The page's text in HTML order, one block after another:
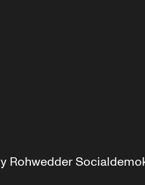
Rohwedder